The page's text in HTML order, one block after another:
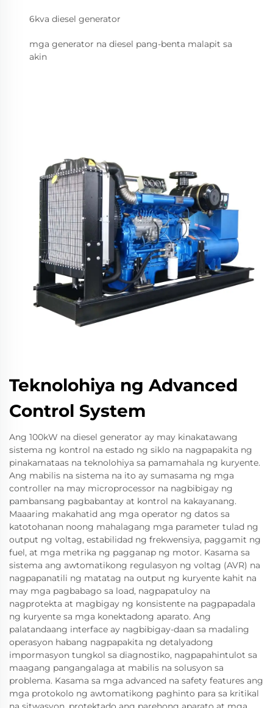
6kva diesel generator
mga generator na diesel pang-benta malapit sa
akin
Teknolohiya ng Advanced
Control System
Ang 100kW na diesel generator ay may kinakatawang
sistema ng kontrol na estado ng siklo na nagpapakita ng
pinakamataas na teknolohiya sa pamamahala ng kuryente.
Ang mabilis na sistema na ito ay sumasama ng mga
controller na may microprocessor na nagbibigay ng
pambansang pagbabantay at kontrol na kakayanang.
Maaaring makahatid ang mga operator ng datos sa
katotohanan noong mahalagang mga parameter tulad ng
output ng voltag, estabilidad ng frekwensiya, paggamit ng
fuel, at mga metrika ng pagganap ng motor. Kasama sa
sistema ang awtomatikong regulasyon ng voltag (AVR) na
nagpapanatili ng matatag na output ng kuryente kahit na
may mga pagbabago sa load, nagpapatuloy na
nagprotekta at magbigay ng konsistente na pagpapadala
ng kuryente sa mga konektadong aparato. Ang
palatandaang interface ay nagbibigay-daan sa madaling
operasyon habang nagpapakita ng detalyadong
impormasyon tungkol sa diagnostiko, nagpapahintulot sa
maagang pangangalaga at mabilis na solusyon sa
problema. Kasama sa mga advanced na safety features ang
mga protokolo ng awtomatikong paghinto para sa kritikal